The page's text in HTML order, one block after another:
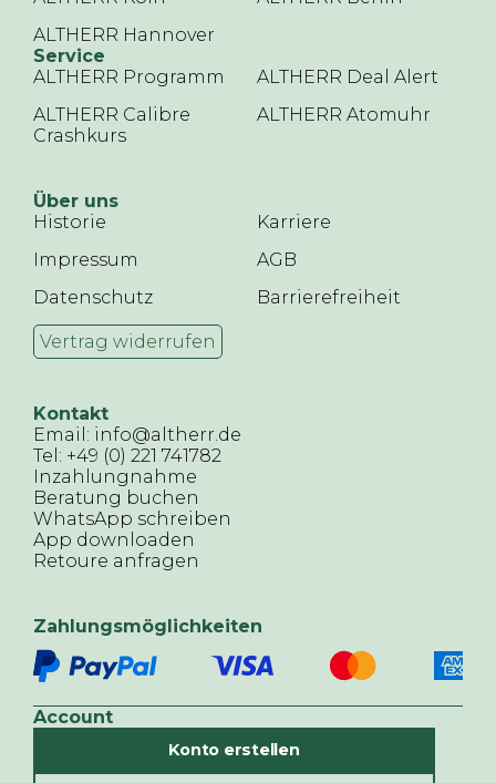
ALTHERR Hannover
Service
ALTHERR Programm
ALTHERR Deal Alert
ALTHERR Calibre
Crashkurs
ALTHERR Atomuhr
Über uns
Historie
Karriere
Impressum
AGB
Datenschutz
Barrierefreiheit
Vertrag widerrufen
Kontakt
Email: info@altherr.de
Tel: +49 (0) 221 741782
Inzahlungnahme
Beratung buchen
WhatsApp schreiben
App downloaden
Retoure anfragen
Zahlungsmöglichkeiten
Account
Konto erstellen